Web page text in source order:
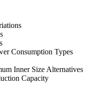
Consumption Types
Inner Size Alternatives
Capacity